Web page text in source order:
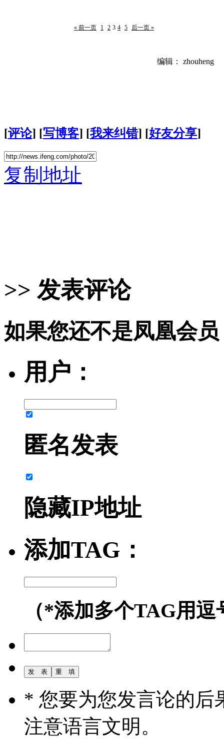
« 前一页 1 2 3 4 5 后一页 »
编辑： zhouheng
[评论] [写博客] [我来纠错] [好友分享]
复制地址
>> 发表评论
如果您还不是凤凰会
用户：
匿名发表
隐藏IP地址
添加TAG：
（*添加多个TAG用
* 您要为您发言论的后
注意语言文明。